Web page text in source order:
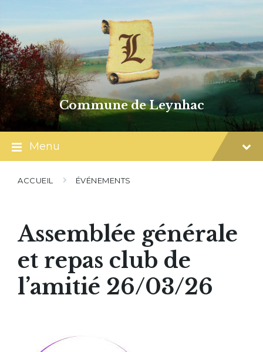
content
main
navigation
footer
Commune de Leynhac
Menu
ACCUEIL ÉVÉNEMENTS
Assemblée générale
et repas club de
l’amitié 26/03/26